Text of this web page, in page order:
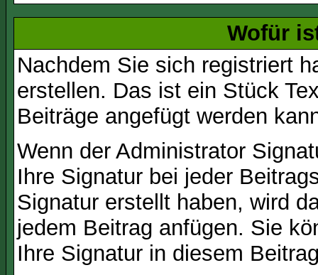
Wofür
Nachdem Sie sich registriert
erstellen. Das ist ein Stück
Beiträge angefügt werden
Wenn der Administrator
Ihre Signatur bei jeder
Signatur erstellt haben, wird
jedem Beitrag anfügen. Sie
Ihre Signatur in diesem